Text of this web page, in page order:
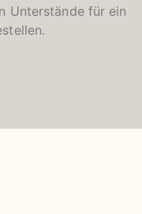
Unterstände für ein